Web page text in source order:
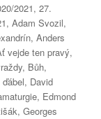
2021,27.
,Adam Svozil,
,Anders
vejde ten pravý,
, Bůh,
ďábel, David
, Edmond
,Georges